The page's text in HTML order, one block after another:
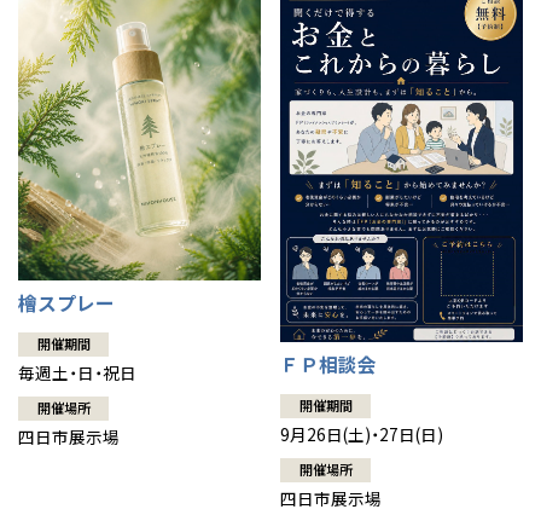
檜スプレー
開催期間
毎週土・日・祝日
開催場所
四日市展示場
ＦＰ相談会
開催期間
9月26日(土)・27日(日)
開催場所
四日市展示場